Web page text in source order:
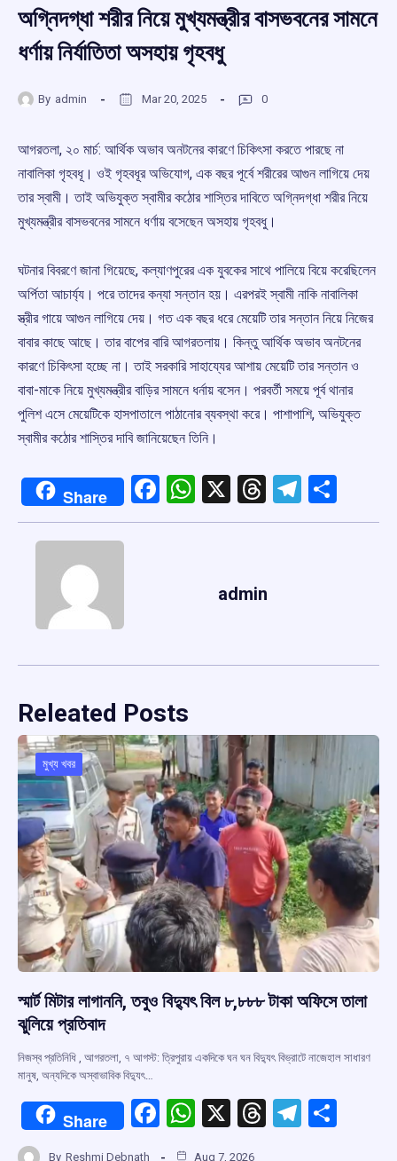
অগ্নিদগ্ধা শরীর নিয়ে মুখ্যমন্ত্রীর বাসভবনের সামনে
ধর্ণায় নির্যাতিতা অসহায় গৃহবধু
By admin Mar 20, 2025 0
আগরতলা, ২০ মার্চ: আর্থিক অভাব অনটনের কারণে চিকিৎসা করতে পারছে না
নাবালিকা গৃহবধূ। ওই গৃহবধূর অভিযোগ, এক বছর পূর্বে শরীরের আগুন লাগিয়ে দেয়
তার স্বামী। তাই অভিযুক্ত স্বামীর কঠোর শাস্তির দাবিতে অগ্নিদগ্ধা শরীর নিয়ে
মুখ্যমন্ত্রীর বাসভবনের সামনে ধর্ণায় বসেছেন অসহায় গৃহবধু।
ঘটনার বিবরণে জানা গিয়েছে, কল্যাণপুরের এক যুবকের সাথে পালিয়ে বিয়ে করেছিলেন
অর্পিতা আচার্য্য। পরে তাদের কন্যা সন্তান হয়। এরপরই স্বামী নাকি নাবালিকা
স্ত্রীর গায়ে আগুন লাগিয়ে দেয়। গত এক বছর ধরে মেয়েটি তার সন্তান নিয়ে নিজের
বাবার কাছে আছে। তার বাপের বারি আগরতলায়। কিন্তু আর্থিক অভাব অনটনের
কারণে চিকিৎসা হচ্ছে না। তাই সরকারি সাহায্যের আশায় মেয়েটি তার সন্তান ও
বাবা-মাকে নিয়ে মুখ্যমন্ত্রীর বাড়ির সামনে ধর্নায় বসেন। পরবর্তী সময়ে পূর্ব থানার
পুলিশ এসে মেয়েটিকে হাসপাতালে পাঠানোর ব্যবস্থা করে। পাশাপাশি, অভিযুক্ত
স্বামীর কঠোর শাস্তির দাবি জানিয়েছেন তিনি।
Share Facebook
WhatsApp
X Threads
admin
Releated Posts
মুখ্য খবর
স্মার্ট মিটার লাগাননি, তবুও বিদ্যুৎ বিল ৮,৮৮৮ টাকা অফিসে তালা
ঝুলিয়ে প্রতিবাদ
নিজস্ব প্রতিনিধি , আগরতলা, ৭ আগস্ট: ত্রিপুরায় একদিকে ঘন ঘন বিদ্যুৎ বিভ্রাটে নাজেহাল সাধারণ
মানুষ, অন্যদিকে অস্বাভাবিক বিদ্যুৎ…
Share
F
W
X
T
T
By Reshmi Debnath Aug 7, 2026